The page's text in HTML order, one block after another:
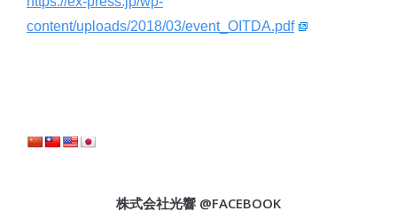
content/uploads/2018/03/event_OITDA.pdf
株式会社光響 @FACEBOOK